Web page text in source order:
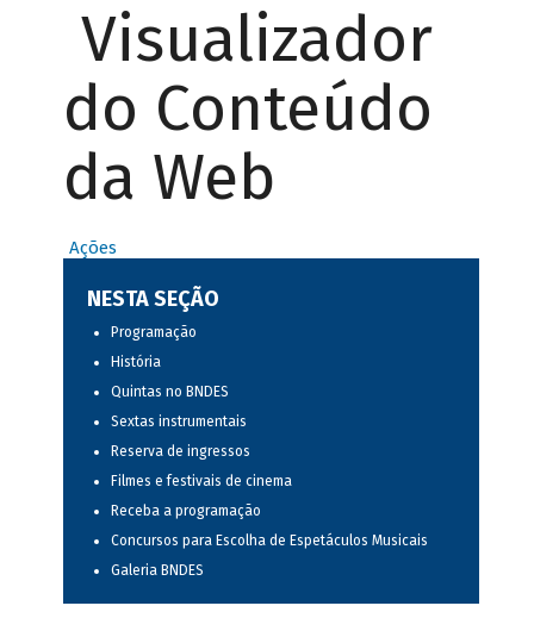
Visualizador
do Conteúdo
da Web
Ações
NESTA SEÇÃO
Programação
História
Quintas no BNDES
Sextas instrumentais
Reserva de ingressos
Filmes e festivais de cinema
Receba a programação
Concursos para Escolha de Espetáculos Musicais
Galeria BNDES